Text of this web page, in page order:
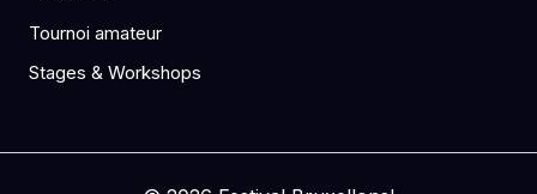
Tournoi amateur
Stages & Workshops